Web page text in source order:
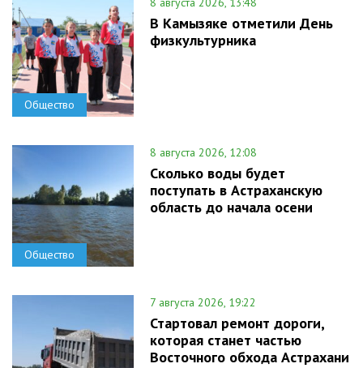
Общество
В Камызяке отметили День
физкультурника
Общество
8 августа 2026, 12:08
Сколько воды будет
поступать в Астраханскую
область до начала осени
7 августа 2026, 19:22
Стартовал ремонт дороги,
которая станет частью
Восточного обхода Астрахани